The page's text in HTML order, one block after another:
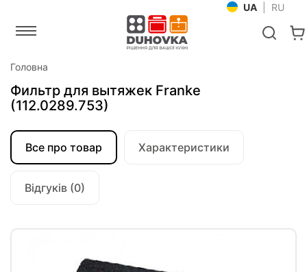
UA RU
Головна
Фильтр для вытяжек Franke
(112.0289.753)
Все про товар Характеристики
Відгуків (0)